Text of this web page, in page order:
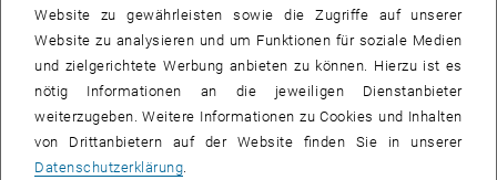
Sprachen ausgestellt sind, legen Sie bitte beglaubigte
Übersetzungen bei.
Nächste Schritte
Website zu gewährleisten sowie die Zugriffe auf unserer
Website zu analysieren und um Funktionen für soziale Medien
und zielgerichtete Werbung anbieten zu können. Hierzu ist es
nötig Informationen an die jeweiligen Dienstanbieter
weiterzugeben. Weitere Informationen zu Cookies und Inhalten
von Drittanbietern auf der Website finden Sie in unserer
Datenschutzerklärung